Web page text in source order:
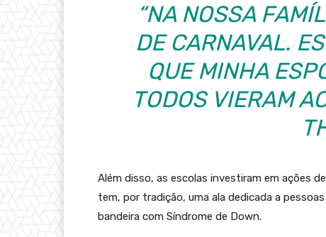
“NA NOSSA
DE CARNAVAL.
QUE MINHA
TODOS VIERAM
Além disso, as escolas investiram em ações
tem, por tradição, uma ala dedicada a
bandeira com Síndrome de Down.